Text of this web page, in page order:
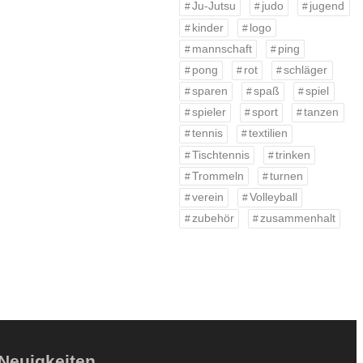
Ju-Jutsu
judo
jugend
kinder
logo
mannschaft
ping
pong
rot
schläger
sparen
spaß
spiel
spieler
sport
tanzen
tennis
textilien
Tischtennis
trinken
Trommeln
turnen
verein
Volleyball
zubehör
zusammenhalt